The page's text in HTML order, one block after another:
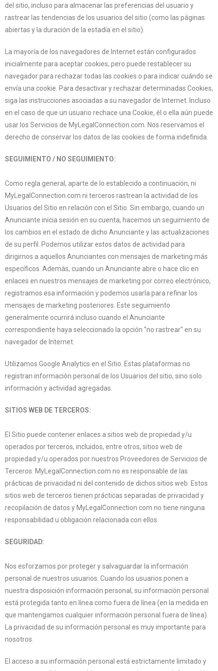
del sitio, incluso para almacenar las preferencias del usuario y
rastrear las tendencias de los usuarios del sitio (como las páginas
abiertas y la duración de la estadía en el sitio).
La mayoría de los navegadores de Internet están configurados
inicialmente para aceptar cookies, pero puede restablecer su
navegador para rechazar todas las cookies o para indicar cuándo se
envía una cookie. Para desactivar y rechazar determinadas Cookies,
siga las instrucciones asociadas a su navegador de Internet. Incluso
en el caso de que un usuario rechace una Cookie, él o ella aún puede
usar los Servicios de MyLegalConnection.com. Nos reservamos el
derecho de conservar los datos de las cookies de forma indefinida.
SEGUIMIENTO / NO SEGUIMIENTO:
Como regla general, aparte de lo establecido a continuación, ni
MyLegalConnection.com ni terceros rastrean la actividad de los
Usuarios del Sitio en relación con el Sitio. Sin embargo, cuando un
Anunciante inicia sesión en su cuenta, hacemos un seguimiento de
los cambios en el estado de dicho Anunciante y las actualizaciones
de su perfil. Podemos utilizar estos datos de actividad para
dirigirnos a aquellos Anunciantes con mensajes de marketing más
específicos. Además, cuando un Anunciante abre o hace clic en
enlaces en nuestros mensajes de marketing por correo electrónico,
registramos esa información y podemos usarla para refinar los
mensajes de marketing posteriores. Este seguimiento
generalmente ocurrirá incluso cuando el Anunciante
correspondiente haya seleccionado la opción "no rastrear" en su
navegador de Internet.
Utilizamos Google Analytics en el Sitio. Estas plataformas no
registran información personal de los Usuarios del sitio, sino solo
información y actividad agregadas.
SITIOS WEB DE TERCEROS:
El Sitio puede contener enlaces a sitios web de propiedad y/u
operados por terceros, incluidos, entre otros, sitios web de
propiedad y/u operados por nuestros Proveedores de Servicios de
Terceros. MyLegalConnection.com no es responsable de las
prácticas de privacidad ni del contenido de dichos sitios web. Estos
sitios web de terceros tienen prácticas separadas de privacidad y
recopilación de datos y MyLegalConnection.com no tiene ninguna
responsabilidad u obligación relacionada con ellos.
SEGURIDAD:
Nos esforzamos por proteger y salvaguardar la información
personal de nuestros usuarios. Cuando los usuarios ponen a
nuestra disposición información personal, su información personal
está protegida tanto en línea como fuera de línea (en la medida en
que mantengamos cualquier información personal fuera de línea).
La privacidad de su información personal es muy importante para
nosotros.
El acceso a su información personal está estrictamente limitado y